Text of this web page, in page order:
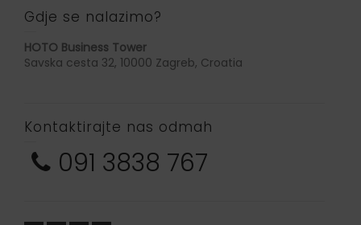
Gdje se nalazimo?
HOTO Business Tower
Savska cesta 32, 10000 Zagreb, Croatia
Kontaktirajte nas odmah
091 3838 767